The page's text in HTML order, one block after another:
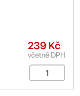
239 Kč
včetně DPH